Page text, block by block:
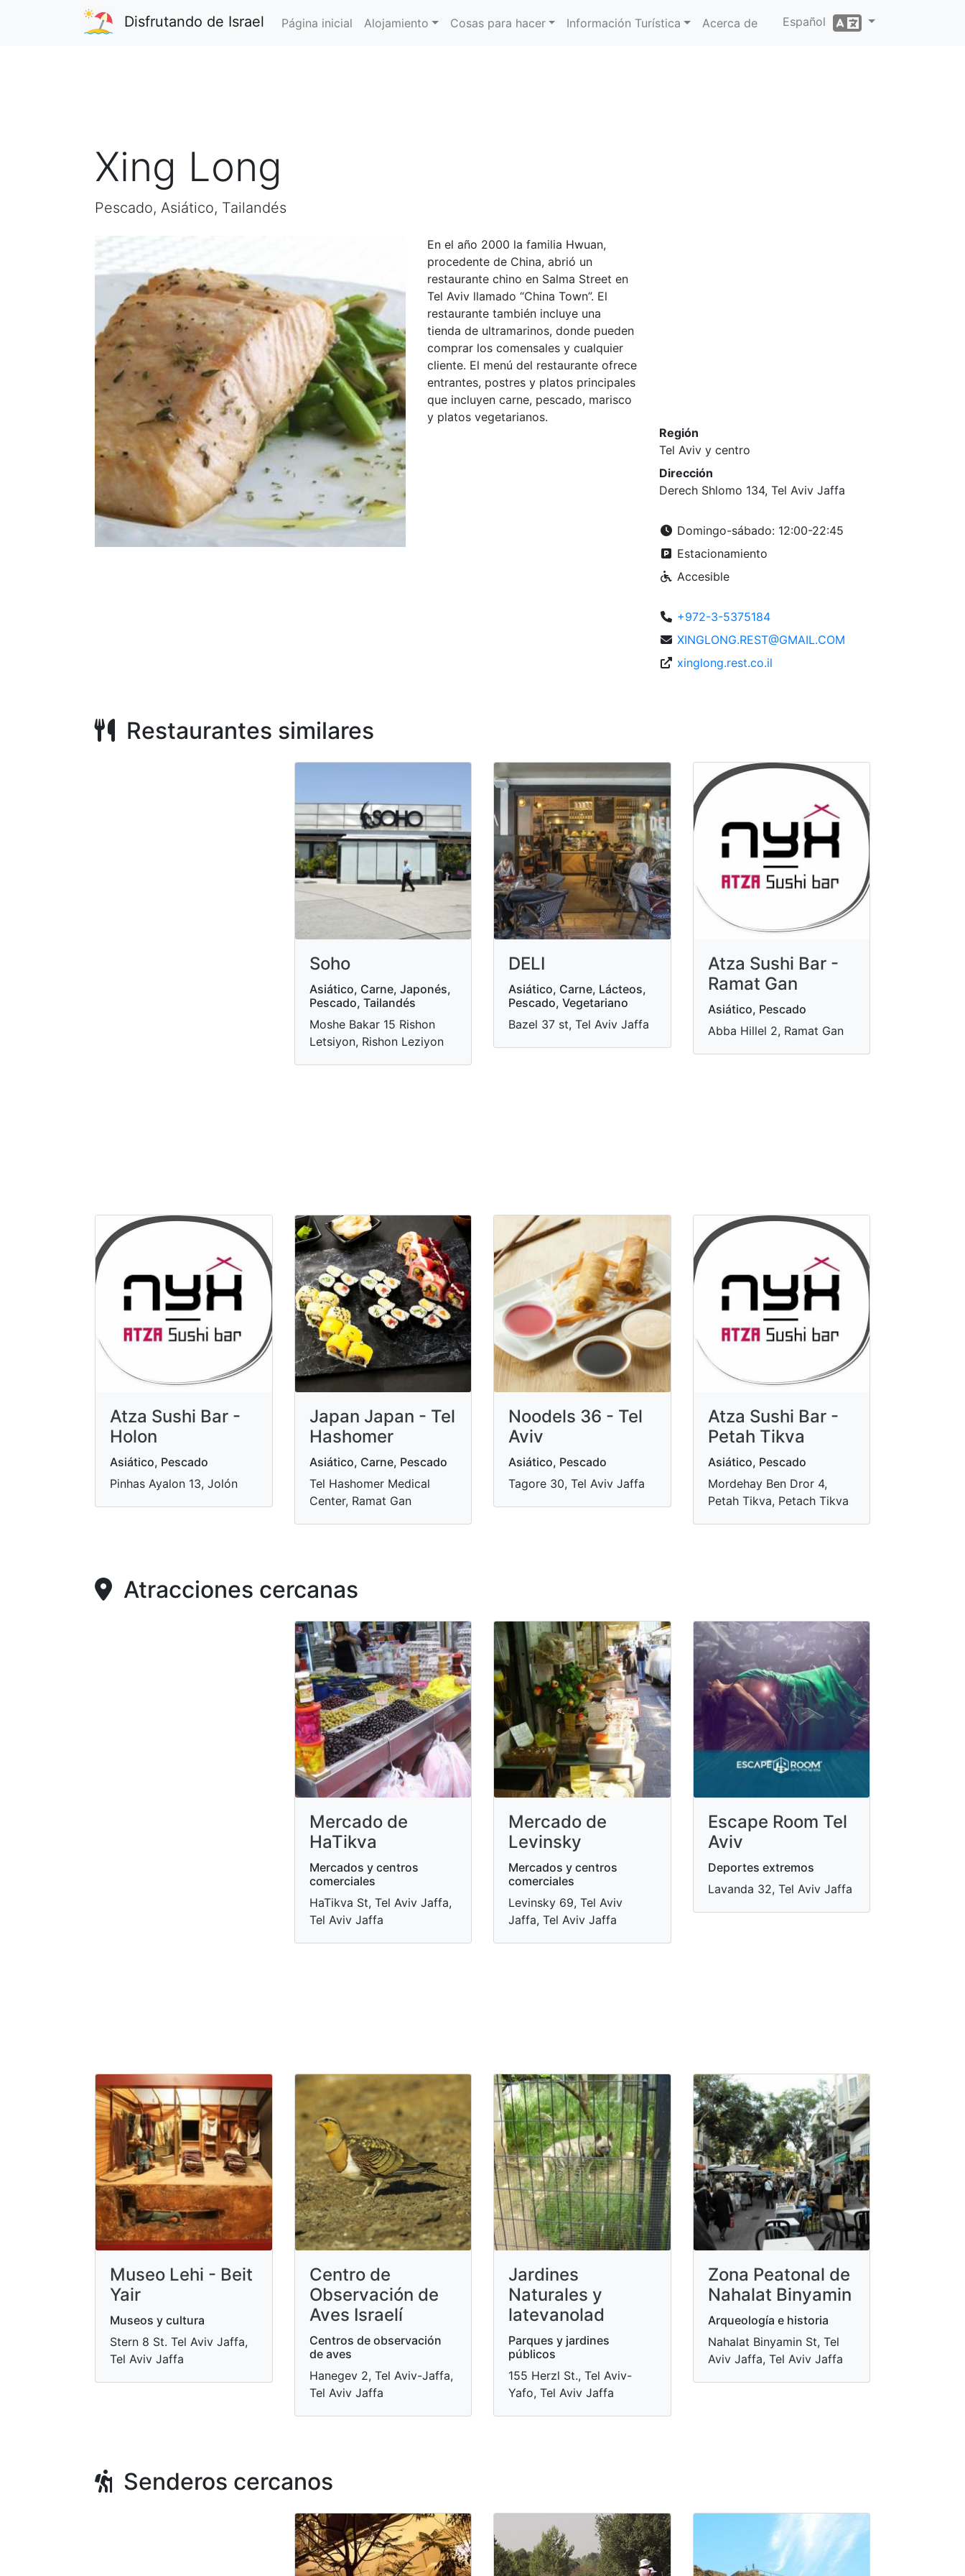
Disfrutando de Israel Página inicial Alojamiento Cosas para hacer Información Turística Acerca de Español
Xing Long
Pescado, Asiático, Tailandés
En el año 2000 la familia Hwuan,
procedente de China, abrió un
restaurante chino en Salma Street en
Tel Aviv llamado “China Town”. El
restaurante también incluye una
tienda de ultramarinos, donde pueden
comprar los comensales y cualquier
cliente. El menú del restaurante ofrece
entrantes, postres y platos principales
que incluyen carne, pescado, marisco
y platos vegetarianos.
Región
Tel Aviv y centro
Dirección
Derech Shlomo 134, Tel Aviv Jaffa
Domingo-sábado: 12:00-22:45
Estacionamiento
Accesible
+972-3-5375184
XINGLONG.REST@GMAIL.COM
xinglong.rest.co.il
Restaurantes similares
Soho
Asiático, Carne, Japonés,
Pescado, Tailandés
Moshe Bakar 15 Rishon
Letsiyon, Rishon Leziyon
DELI
Asiático, Carne, Lácteos,
Pescado, Vegetariano
Bazel 37 st, Tel Aviv Jaffa
Atza Sushi Bar -
Ramat Gan
Asiático, Pescado
Abba Hillel 2, Ramat Gan
Atza Sushi Bar -
Holon
Asiático, Pescado
Pinhas Ayalon 13, Jolón
Japan Japan - Tel
Hashomer
Asiático, Carne, Pescado
Tel Hashomer Medical
Center, Ramat Gan
Noodels 36 - Tel
Aviv
Asiático, Pescado
Tagore 30, Tel Aviv Jaffa
Atza Sushi Bar -
Petah Tikva
Asiático, Pescado
Mordehay Ben Dror 4,
Petah Tikva, Petach Tikva
Atracciones cercanas
Mercado de
HaTikva
Mercados y centros
comerciales
HaTikva St, Tel Aviv Jaffa,
Tel Aviv Jaffa
Mercado de
Levinsky
Mercados y centros
comerciales
Levinsky 69, Tel Aviv
Jaffa, Tel Aviv Jaffa
Escape Room Tel
Aviv
Deportes extremos
Lavanda 32, Tel Aviv Jaffa
Museo Lehi - Beit
Yair
Museos y cultura
Stern 8 St. Tel Aviv Jaffa,
Tel Aviv Jaffa
Centro de
Observación de
Aves Israelí
Centros de observación
de aves
Hanegev 2, Tel Aviv-Jaffa,
Tel Aviv Jaffa
Jardines
Naturales y
latevanolad
Parques y jardines
públicos
155 Herzl St., Tel Aviv-
Yafo, Tel Aviv Jaffa
Zona Peatonal de
Nahalat Binyamin
Arqueología e historia
Nahalat Binyamin St, Tel
Aviv Jaffa, Tel Aviv Jaffa
Senderos cercanos